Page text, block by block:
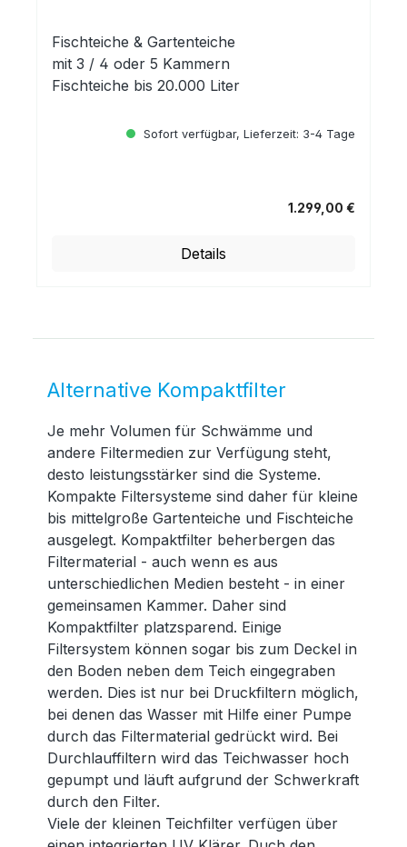
Fischteiche & Gartenteiche
mit 3 / 4 oder 5 Kammern
Fischteiche bis 20.000 Liter
Sofort verfügbar, Lieferzeit: 3-4 Tage
1.299,00 €
Details
Alternative Kompaktfilter
Je mehr Volumen für Schwämme und
andere Filtermedien zur Verfügung steht,
desto leistungsstärker sind die Systeme.
Kompakte Filtersysteme sind daher für kleine
bis mittelgroße Gartenteiche und Fischteiche
ausgelegt. Kompaktfilter beherbergen das
Filtermaterial - auch wenn es aus
unterschiedlichen Medien besteht - in einer
gemeinsamen Kammer. Daher sind
Kompaktfilter platzsparend. Einige
Filtersystem können sogar bis zum Deckel in
den Boden neben dem Teich eingegraben
werden. Dies ist nur bei Druckfiltern möglich,
bei denen das Wasser mit Hilfe einer Pumpe
durch das Filtermaterial gedrückt wird. Bei
Durchlauffiltern wird das Teichwasser hoch
gepumpt und läuft aufgrund der Schwerkraft
durch den Filter.
Viele der kleinen Teichfilter verfügen über